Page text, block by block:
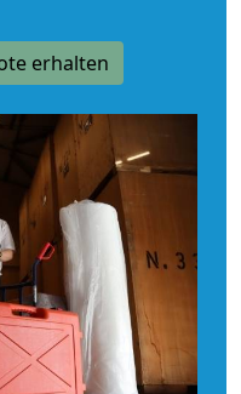
erhalten